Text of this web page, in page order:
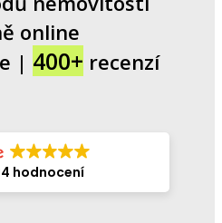
online
| 400+ recenzí
hodnocení